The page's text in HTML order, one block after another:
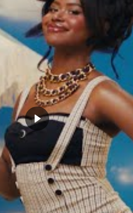
les Celtics ont-ils pu perdre ? Il
match entre leurs mains et a
entamer la rencontre, les
dès le 1er quart-temps. Ils ont
à 3 points de George Hill pour
déterminant. La fatigue a t-
Schroder est rentré protocole
En verve au 1er quart-temps,
le reste du match mais celui
a raté énormément de shoots,
acte et lors des 5 dernières
la rencontre à 25 points
points de Jrue Holiday
de Bobby Portis.